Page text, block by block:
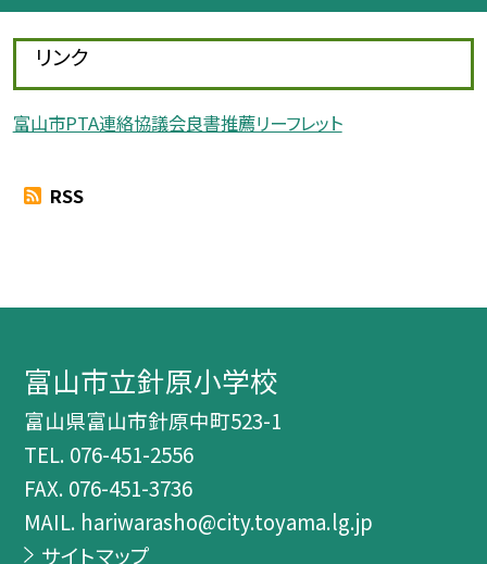
リンク
富山市PTA連絡協議会良書推薦リーフレット
RSS
富山市立針原小学校
富山県富山市針原中町523-1
TEL. 076-451-2556
FAX. 076-451-3736
MAIL. hariwarasho@city.toyama.lg.jp
サイトマップ